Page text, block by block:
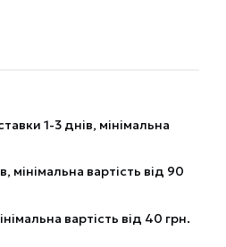
1-3 днів, мінімальна
вартість від 90
вартість від 40 грн.